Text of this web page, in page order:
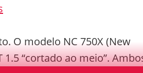
O modelo NC 750X (New
“cortado ao meio”.